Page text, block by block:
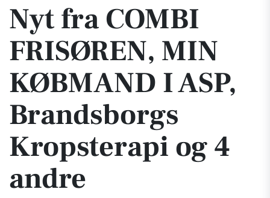
Nyt fra COMBI
FRISØREN, MIN
KØBMAND I ASP,
Brandsborgs
Kropsterapi og 4
andre